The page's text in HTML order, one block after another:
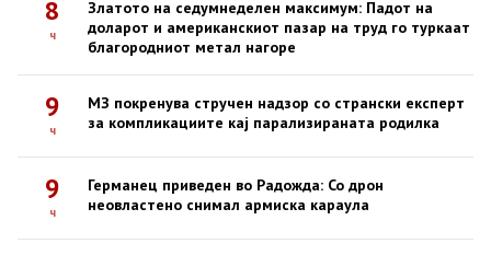
8
ч
Златото на седумнеделен максимум: Падот на
доларот и американскиот пазар на труд го туркаат
благородниот метал нагоре
9
ч
МЗ покренува стручен надзор со странски експерт
за компликациите кај парализираната родилка
9
ч
Германец приведен во Радожда: Со дрон
неовластено снимал армиска караула